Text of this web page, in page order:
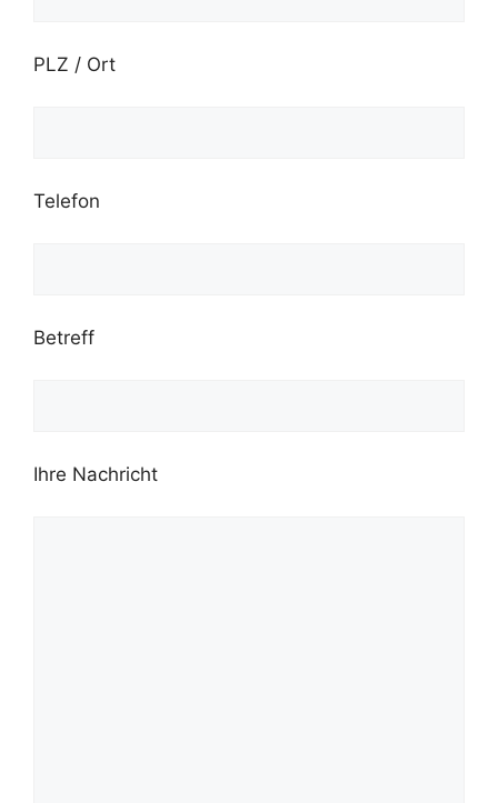
PLZ / Ort
Telefon
Betreff
Ihre Nachricht